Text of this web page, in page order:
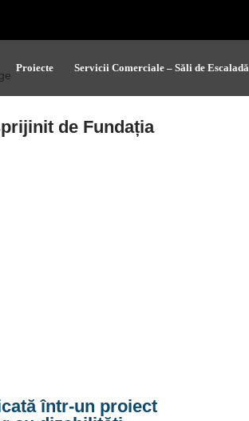
Proiecte Servicii Comerciale – Săli de Escaladă
de Fundația
într-un proiect